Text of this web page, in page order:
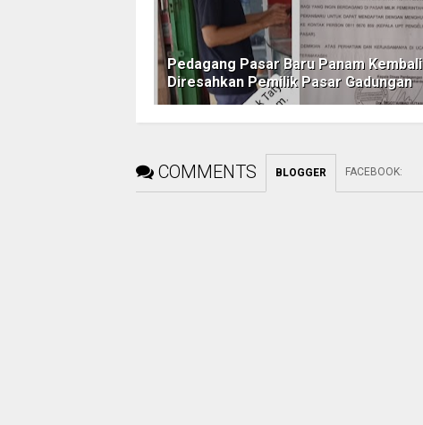
Pedagang Pasar Baru Panam Kembali
Diresahkan Pemilik Pasar Gadungan
COMMENTS BLOGGER FACEBOOK: